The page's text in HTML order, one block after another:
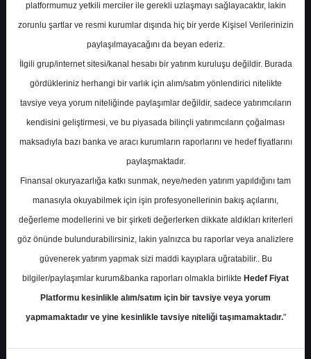
Tacirler Yatırım, THYAO - THY için hedef
fiyatını 439 TL’den 414 TL’ye revize ederken
tavsiyesini ise 'AL' olarak sürdürdü.
S.No Dosya Adı İndir
1
tacirler-yatirim-thyao-
hedef-fiyat-2026
İlgili
Dosyayı İndir
platformumuz yetkili merciler ile gerekli uzlaşmayı sağlayacaktır, lakin
zorunlu şartlar ve resmi kurumlar dışında hiç bir yerde Kişisel Verilerinizin
paylaşılmayacağını da beyan ederiz.
İlgili grup/internet sitesi/kanal hesabı bir yatırım kuruluşu değildir. Burada
gördükleriniz herhangi bir varlık için alım/satım yönlendirici nitelikte
tavsiye veya yorum niteliğinde paylaşımlar değildir, sadece yatırımcıların
kendisini geliştirmesi, ve bu piyasada bilinçli yatırımcıların çoğalması
maksadıyla bazı banka ve aracı kurumların raporlarını ve hedef fiyatlarını
paylaşmaktadır.
Finansal okuryazarlığa katkı sunmak, neye/neden yatırım yapıldığını tam
manasıyla okuyabilmek için işin profesyonellerinin bakış açılarını,
değerleme modellerini ve bir şirketi değerlerken dikkate aldıkları kriterleri
göz önünde bulundurabilirsiniz, lakin yalnızca bu raporlar veya analizlere
güvenerek yatırım yapmak sizi maddi kayıplara uğratabilir.. Bu
bilgiler/paylaşımlar kurum&banka raporları olmakla birlikte Hedef Fiyat
Platformu kesinlikle alım/satım için bir tavsiye veya yorum
yapmamaktadır ve yine kesinlikle tavsiye niteliği taşımamaktadır."